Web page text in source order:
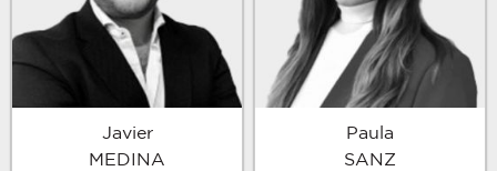
Javier
MEDINA
Paula
SANZ